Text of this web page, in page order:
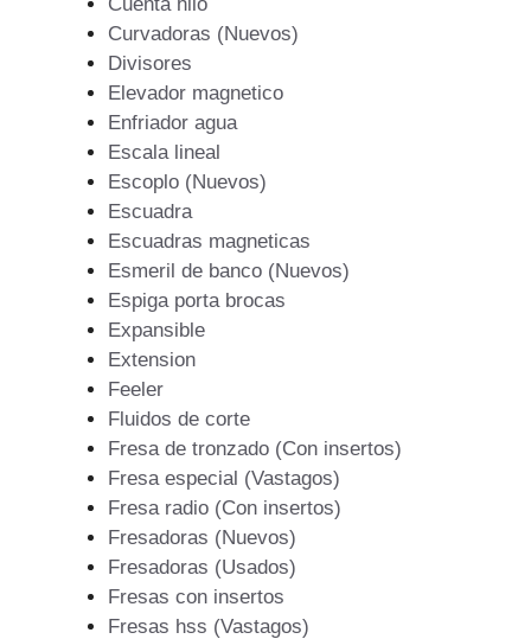
Curvadoras (Nuevos)
Divisores
Elevador magnetico
Enfriador agua
Escala lineal
Escoplo (Nuevos)
Escuadra
Escuadras magneticas
Esmeril de banco (Nuevos)
Espiga porta brocas
Expansible
Extension
Feeler
Fluidos de corte
Fresa de tronzado (Con insertos)
Fresa especial (Vastagos)
Fresa radio (Con insertos)
Fresadoras (Nuevos)
Fresadoras (Usados)
Fresas con insertos
Fresas hss (Vastagos)